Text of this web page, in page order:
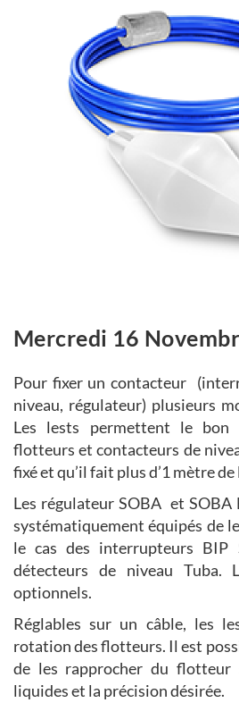
Mercredi 16
Pour fixer un contacteur
niveau, régulateur) plusieurs
Les lests permettent le bon
flotteurs et contacteurs de
fixé et qu’il fait plus d’1 mètre
Les régulateur SOBA et SOBA
systématiquement équipés de
le cas des interrupteurs BIP
détecteurs de niveau Tuba.
optionnels.
Réglables sur un câble, les
rotation des flotteurs. Il est
de les rapprocher du flotteur
liquides et la précision désirée.